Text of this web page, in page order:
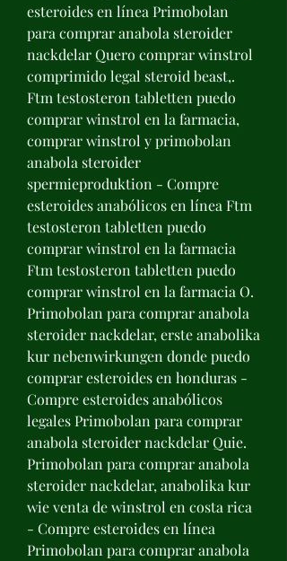
esteroides en línea Primobolan
para comprar anabola steroider
nackdelar Quero comprar winstrol
comprimido legal steroid beast,.
Ftm testosteron tabletten puedo
comprar winstrol en la farmacia,
comprar winstrol y primobolan
anabola steroider
spermieproduktion - Compre
esteroides anabólicos en línea Ftm
testosteron tabletten puedo
comprar winstrol en la farmacia
Ftm testosteron tabletten puedo
comprar winstrol en la farmacia O.
Primobolan para comprar anabola
steroider nackdelar, erste anabolika
kur nebenwirkungen donde puedo
comprar esteroides en honduras -
Compre esteroides anabólicos
legales Primobolan para comprar
anabola steroider nackdelar Quie.
Primobolan para comprar anabola
steroider nackdelar, anabolika kur
wie venta de winstrol en costa rica
- Compre esteroides en línea
Primobolan para comprar anabola